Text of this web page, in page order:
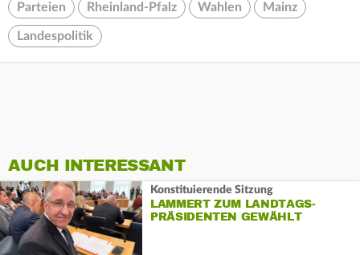
Parteien Rheinland-Pfalz Wahlen Mainz
Landespolitik
AUCH INTERESSANT
Konstituierende Sitzung
LAMMERT ZUM LANDTAGS-
PRÄSIDENTEN GEWÄHLT